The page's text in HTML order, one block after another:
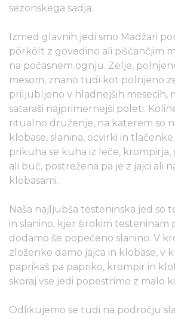
sezonskega sadja.
Izmed glavnih jedi smo Madžari
pörkölt z govedino ali piščančjim
na počasnem ognju. Zelje,
mesom, znano tudi kot polnjeno
priljubljeno v hladnejših mesecih,
sataraši najprimernejši poleti.
ritualno druženje, na katerem so
klobase, slanina, ocvirki in
prikuha se kuha iz leče, krompirja,
ali buč, postrežena pa je z jajci ali
klobasami.
Naša najljubša testeninska jed so
in slanino, kjer širokim testeninam
dodamo še popečeno slanino. V
zloženko damo jajca in klobase, v
paprikaš pa papriko, krompir in
skoraj vse jedi popestrimo z malo
Odlikujemo se tudi na področju